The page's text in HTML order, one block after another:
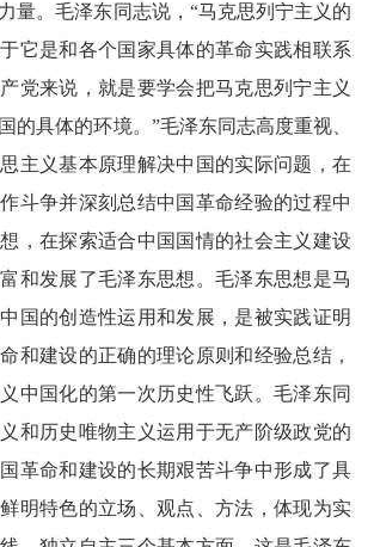
量。毛泽东同志说，“马克思列宁主义的
它是和各个国家具体的革命实践相联系
党来说，就是要学会把马克思列宁主义
的具体的环境。”毛泽东同志高度重视、
主义基本原理解决中国的实际问题，在
斗争并深刻总结中国革命经验的过程中
，在探索适合中国国情的社会主义建设
和发展了毛泽东思想。毛泽东思想是马
国的创造性运用和发展，是被实践证明
和建设的正确的理论原则和经验总结，
中国化的第一次历史性飞跃。毛泽东同
和历史唯物主义运用于无产阶级政党的
革命和建设的长期艰苦斗争中形成了具
明特色的立场、观点、方法，体现为实